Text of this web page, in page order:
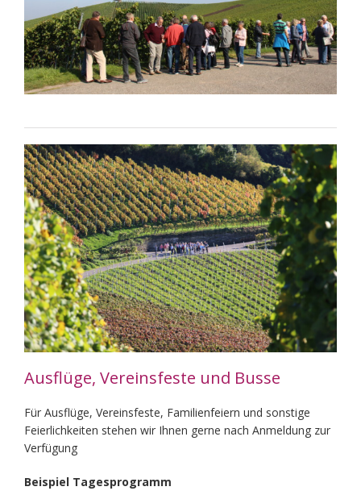
Ausflüge, Vereinsfeste und Busse
Für Ausflüge, Vereinsfeste, Familienfeiern und sonstige
Feierlichkeiten stehen wir Ihnen gerne nach Anmeldung zur
Verfügung
Beispiel Tagesprogramm